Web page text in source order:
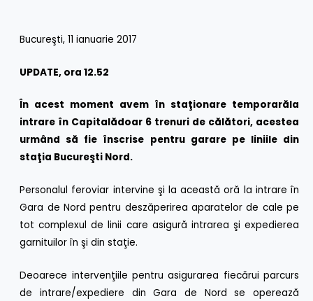
Bucureşti, 11 ianuarie 2017
UPDATE, ora 12.52
În acest moment avem în staţionare temporarăla
intrare în Capitalădoar 6 trenuri de călători, acestea
urmând să fie înscrise pentru garare pe liniile din
staţia Bucureşti Nord.
Personalul feroviar intervine şi la această oră la intrare în
Gara de Nord pentru deszăperirea aparatelor de cale pe
tot complexul de linii care asigură intrarea şi expedierea
garnituilor în şi din staţie.
Deoarece intervenţiile pentru asigurarea fiecărui parcurs
de intrare/expediere din Gara de Nord se operează